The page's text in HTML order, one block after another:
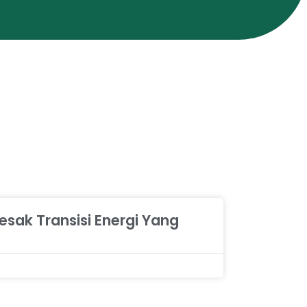
Transisi Energi Yang